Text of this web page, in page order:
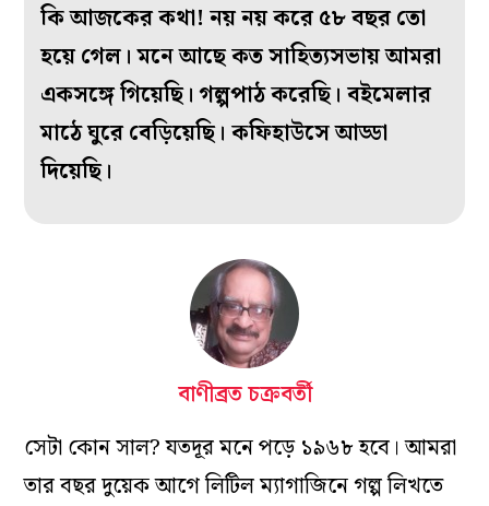
কি আজকের কথা! নয় নয় করে ৫৮ বছর তো
হয়ে গেল। মনে আছে কত সাহিত্যসভায় আমরা
একসঙ্গে গিয়েছি। গল্পপাঠ করেছি। বইমেলার
মাঠে ঘুরে বেড়িয়েছি। কফিহাউসে আড্ডা
দিয়েছি।
বাণীব্রত চক্রবর্তী
সেটা কোন সাল? যতদূর মনে পড়ে ১৯৬৮ হবে। আমরা
তার বছর দুয়েক আগে লিটিল ম্যাগাজিনে গল্প লিখতে